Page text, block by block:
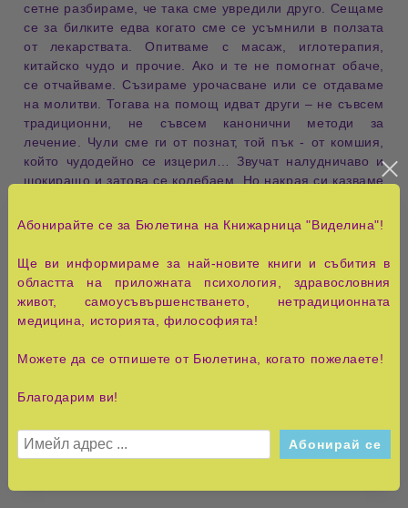
сетне разбираме, че така сме увредили друго. Сещаме
се за билките едва когато сме се усъмнили в ползата
от лекарствата. Опитваме с масаж, иглотерапия,
китайско чудо и прочие. Ако и те не помогнат обаче,
се отчайваме. Съзираме урочасване или се отдаваме
на молитви. Тогава на помощ идват други – не съвсем
традиционни, не съвсем канонични методи за
лечение. Чули сме ги от познат, той пък - от комшия,
който чудодейно се изцерил… Звучат налудничаво и
шокиращо и затова се колебаем. Но накрая си казваме
Тази книга събира подобни народни рецепти и
оздравяване. Съдържа и разпространени от уста на
уста системи за лечение с нетрадиционни средства,
приписвани на Дънов, Димков и Баба Ванга, а други се
да излязат с имената си, за да не ги "отлъчат" от
иначе към всяка от рецептите следва да се пристъпи
лице и с осъзнато преценяване на всички рискове.
Абонирайте се за Бюлетина на Книжарница "Виделина"!
Ще ви информираме за най-новите книги и събития в
областта на приложната психология, здравословния
живот, самоусъвършенстването, нетрадиционната
медицина, историята, философията!
Можете да се отпишете от Бюлетина, когато пожелаете!
Благодарим ви!